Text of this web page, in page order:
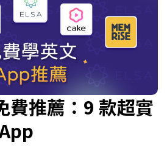
費推薦：9 款超實